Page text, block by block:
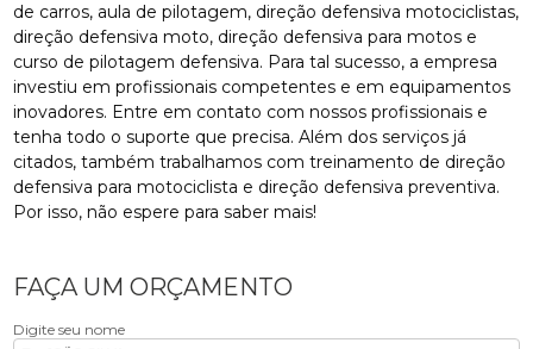
de carros, aula de pilotagem, direção defensiva motociclistas,
direção defensiva moto, direção defensiva para motos e
curso de pilotagem defensiva. Para tal sucesso, a empresa
investiu em profissionais competentes e em equipamentos
inovadores. Entre em contato com nossos profissionais e
tenha todo o suporte que precisa. Além dos serviços já
citados, também trabalhamos com treinamento de direção
defensiva para motociclista e direção defensiva preventiva.
Por isso, não espere para saber mais!
FAÇA UM ORÇAMENTO
Digite seu nome